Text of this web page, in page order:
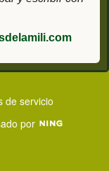
de servicio
por